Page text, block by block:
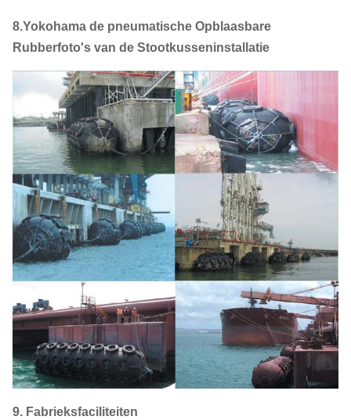
8.Yokohama de pneumatische Opblaasbare
Rubberfoto's van de Stootkusseninstallatie
9. Fabrieksfaciliteiten